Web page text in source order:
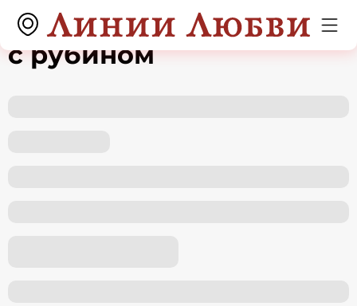
Серьги из белого золота
с рубином